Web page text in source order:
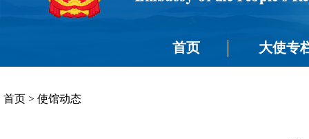
首页 大使专
首页 > 使馆动态